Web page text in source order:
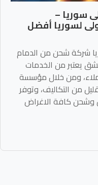
سوريا –
الدولى لسوريا أفضل
شركة شحن من الدمام
يعتبر من الخدمات
ومن خلال مؤسسة
من التكاليف، وتوفر
وشحن كافة الاغراض